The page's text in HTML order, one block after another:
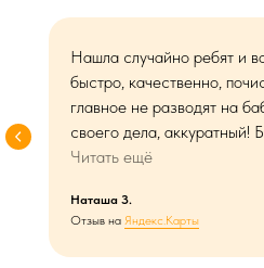
Нашла случайно ребят и
быстро, качественно,
главное не разводят на
своего дела, аккуратный!
теперь только к ним и
Читать ещё
Наташа З.
Отзыв на Яндекс.Карты